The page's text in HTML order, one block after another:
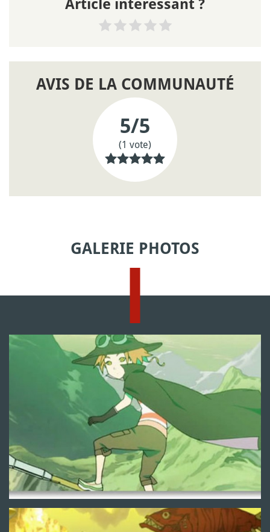
Article intéressant ?
AVIS DE LA COMMUNAUTÉ
5/5
(1 vote)
GALERIE PHOTOS